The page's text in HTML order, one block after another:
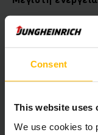
Consent
This website uses
We use cookies to
Μεγιστοποίηση
Ελαχιστοποίηση